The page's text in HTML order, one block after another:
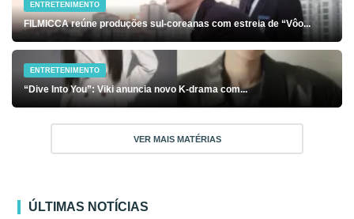
ENTRETENIMENTO
FILMICCA reúne produções sul-coreanas com estreia de “Vôo...
ENTRETENIMENTO
“Dive Into You”: Viki anuncia novo K-drama com...
VER MAIS MATÉRIAS
ÚLTIMAS NOTÍCIAS